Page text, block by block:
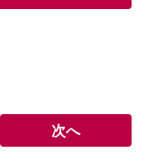
次へ